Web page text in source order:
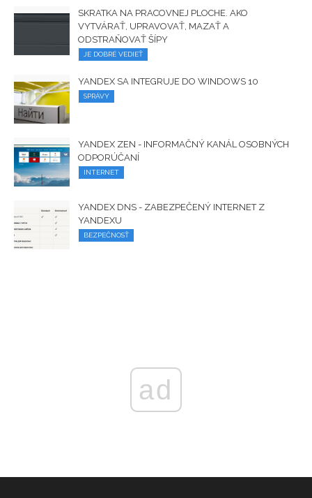
SKRATKA NA PRACOVNEJ PLOCHE. AKO
VYTVÁRAŤ, UPRAVOVAŤ, MAZAŤ A
ODSTRAŇOVAŤ ŠÍPY
JE DOBRÉ VEDIEŤ
YANDEX SA INTEGRUJE DO WINDOWS 10
SPRÁVY
YANDEX ZEN - INFORMAČNÝ KANÁL OSOBNÝCH
ODPORÚČANÍ
INTERNET
YANDEX DNS - ZABEZPEČENÝ INTERNET Z
YANDEXU
BEZPEČNOSŤ
ad